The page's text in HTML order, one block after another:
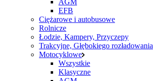
EFB
Ciężarowe i autobusowe
Rolnicze
Łodzie, Kampery, Przyczepy
Trakcyjne, Głębokiego rozładowania
Motocyklowe
Wszystkie
Klasyczne